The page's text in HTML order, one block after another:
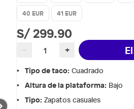
40 EUR
41 EUR
S/ 299.90
− +
Tipo de taco: Cuadrado
Altura de la plataforma: Bajo
Tipo: Zapatos casuales